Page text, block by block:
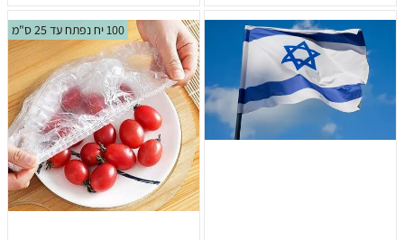
100 יח נפתח עד 25 ס"מ